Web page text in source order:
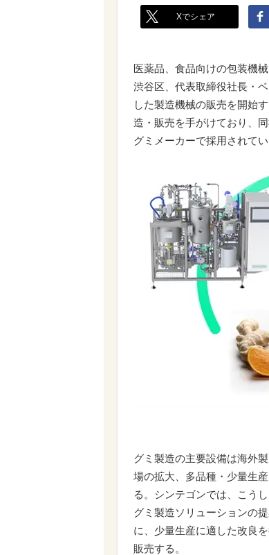
Xでシェア
医薬品、食品向けの包装機
渋谷区、代表取締役社長・
した製造機械の販売を開始
造・販売を手がけており、
グミメーカーで採用されてい
グミ製造の主要設備は海外
場の拡大、多品種・少量生
る。シンテゴンでは、こう
グミ製造ソリューションの
に、少量生産に適した改良
販売する。